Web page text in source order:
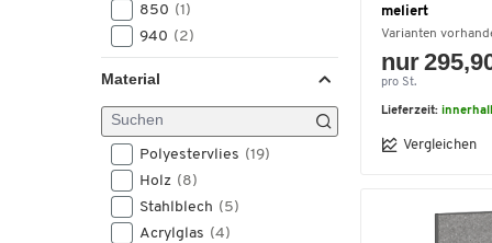
850 (1)
940 (2)
980(1)
1000
1035
1140(1)
Material
Polyestervlies (19)
Holz (8)
Stahlblech (5)
Acrylglas (4)
meliert
Varianten
nur
pro St.
Lieferzeit:
Vergleichen